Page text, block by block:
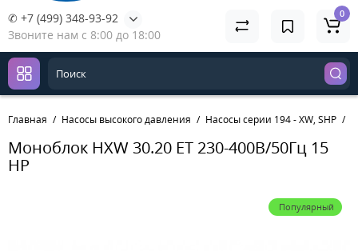
✆ +7 (499) 348-93-92
Звоните нам с 8:00 до 18:00
0
Главная Насосы высокого давления Насосы серии 194 - XW, SHP
Моноблок HXW 30.20 ET 230-400В/50Гц 15
HP
Популярный